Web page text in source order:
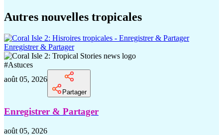
Autres nouvelles tropicales
Enregistrer & Partager
#Astuces
août 05, 2026
Partager
Enregistrer & Partager
août 05, 2026